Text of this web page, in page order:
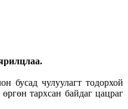
бусад чулуулагт тодорхой
тархсан байдаг цацраг